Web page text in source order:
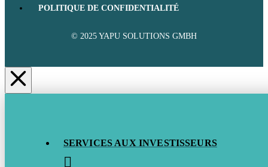
POLITIQUE DE CONFIDENTIALITÉ
© 2025 YAPU SOLUTIONS GMBH
SERVICES AUX INVESTISSEURS